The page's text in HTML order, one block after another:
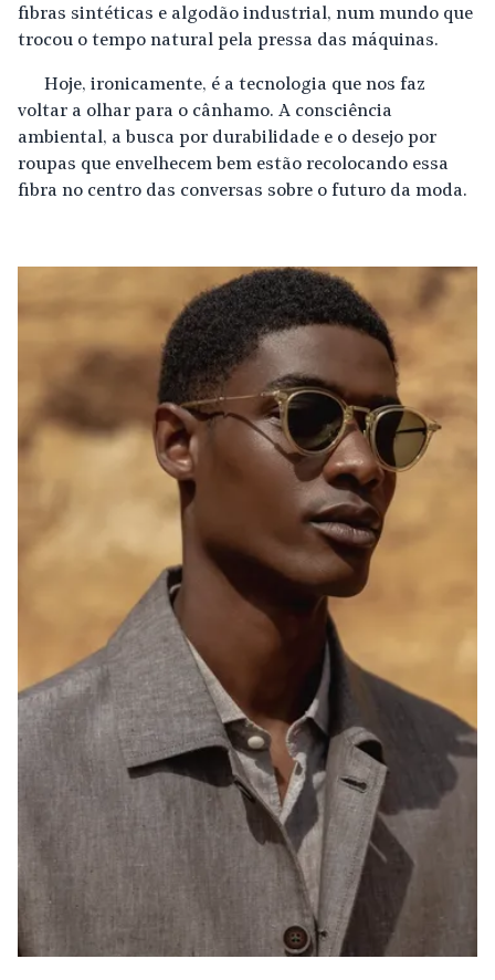
fibras sintéticas e algodão industrial, num mundo que
trocou o tempo natural pela pressa das máquinas.
Hoje, ironicamente, é a tecnologia que nos faz
voltar a olhar para o cânhamo. A consciência
ambiental, a busca por durabilidade e o desejo por
roupas que envelhecem bem estão recolocando essa
fibra no centro das conversas sobre o futuro da moda.